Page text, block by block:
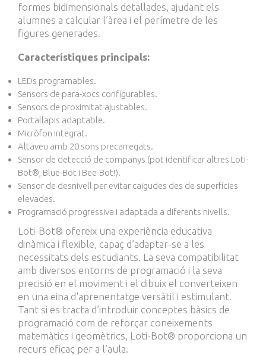
formes bidimensionals detallades, ajudant els
alumnes a calcular l’àrea i el perímetre de les
figures generades.
Característiques principals:
LEDs programables.
Sensors de para-xocs configurables.
Sensors de proximitat ajustables.
Portallapis adaptable.
Micròfon integrat.
Altaveu amb 20 sons precarregats.
Sensor de detecció de companys (pot identificar altres Loti-
Bot®, Blue-Bot i Bee-Bot!).
Sensor de desnivell per evitar caigudes des de superfícies
elevades.
Programació progressiva i adaptada a diferents nivells.
Loti-Bot® ofereix una experiència educativa
dinàmica i flexible, capaç d’adaptar-se a les
necessitats dels estudiants. La seva compatibilitat
amb diversos entorns de programació i la seva
precisió en el moviment i el dibuix el converteixen
en una eina d'aprenentatge versàtil i estimulant.
Tant si es tracta d’introduir conceptes bàsics de
programació com de reforçar coneixements
matemàtics i geomètrics, Loti-Bot® proporciona un
recurs eficaç per a l’aula.